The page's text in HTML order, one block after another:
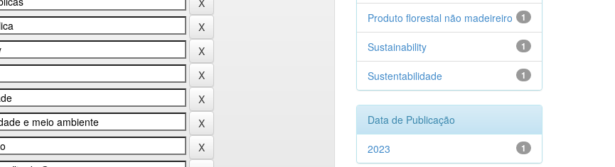
1
Produto florestal não madeireiro
1
Sustainability
1
Sustentabilidade
Data de Publicação
1
2023